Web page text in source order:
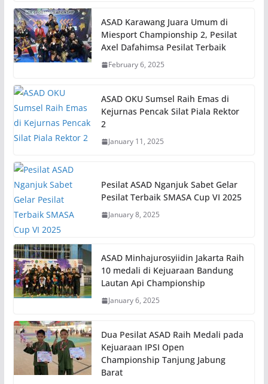
ASAD Karawang Juara Umum di
Miesport Championship 2, Pesilat
Axel Dafahimsa Pesilat Terbaik
February 6, 2025
ASAD OKU Sumsel Raih Emas di
Kejurnas Pencak Silat Piala Rektor
2
January 11, 2025
Pesilat ASAD Nganjuk Sabet Gelar
Pesilat Terbaik SMASA Cup VI 2025
January 8, 2025
ASAD Minhajurosyiidin Jakarta Raih
10 medali di Kejuaraan Bandung
Lautan Api Championship
January 6, 2025
Dua Pesilat ASAD Raih Medali pada
Kejuaraan IPSI Open
Championship Tanjung Jabung
Barat